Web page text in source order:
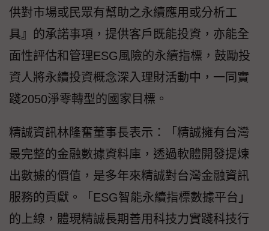
供對市場或民眾有幫助之永續應用或分析工
具』的承諾事項，提供客戶既能投資，亦能全
面性評估和管理ESG風險的永續指標，鼓勵投
資人將永續投資概念深入理財活動中，一同實
踐2050淨零轉型的國家目標。
精誠資訊林隆奮董事長表示：「精誠擁有台灣
最完整的金融數據資料庫，透過軟體開發提煉
出數據的價值，是多年來精誠對台灣金融資訊
服務的貢獻。「ESG智能永續指標數據平台」
的上線，體現精誠長期善用科技力實踐科技行